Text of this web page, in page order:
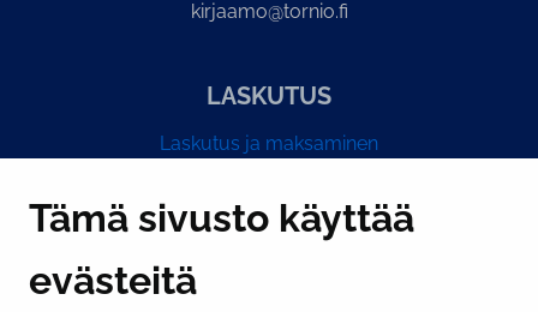
Tämä sivusto käyttää
evästeitä
kirjaamo@tornio.fi
LASKUTUS
Laskutus ja maksaminen
PI­KA­LINK­KE­JÄ